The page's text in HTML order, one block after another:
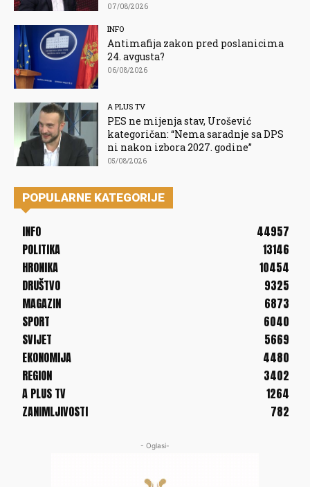
07/08/2026
INFO
Antimafija zakon pred poslanicima
24. avgusta?
06/08/2026
A PLUS TV
PES ne mijenja stav, Urošević
kategoričan: “Nema saradnje sa DPS
ni nakon izbora 2027. godine”
05/08/2026
POPULARNE KATEGORIJE
INFO
44957
POLITIKA
13146
HRONIKA
10454
DRUŠTVO
9325
MAGAZIN
6873
SPORT
6040
SVIJET
5669
EKONOMIJA
4480
REGION
3402
A PLUS TV
1264
ZANIMLJIVOSTI
782
- Oglasi-